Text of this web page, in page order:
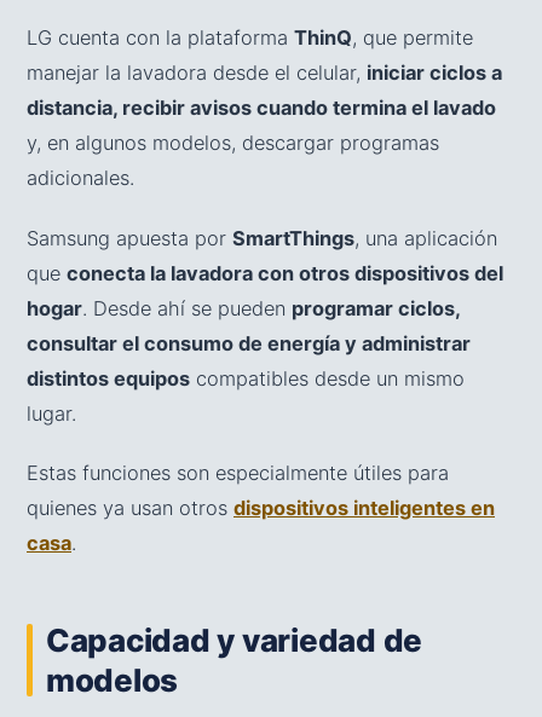
LG cuenta con la plataforma ThinQ, que permite
manejar la lavadora desde el celular, iniciar ciclos a
distancia, recibir avisos cuando termina el lavado
y, en algunos modelos, descargar programas
adicionales.
Samsung apuesta por SmartThings, una aplicación
que conecta la lavadora con otros dispositivos del
hogar. Desde ahí se pueden programar ciclos,
consultar el consumo de energía y administrar
distintos equipos compatibles desde un mismo
lugar.
Estas funciones son especialmente útiles para
quienes ya usan otros dispositivos inteligentes en
casa.
Capacidad y variedad de
modelos